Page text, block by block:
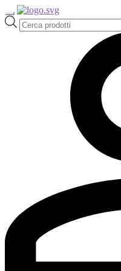
Ricerca
prodotti